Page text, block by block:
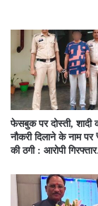
फेसबुक पर दोस्ती, शादी
नौकरी दिलाने के नाम
की ठगी : आरोपी